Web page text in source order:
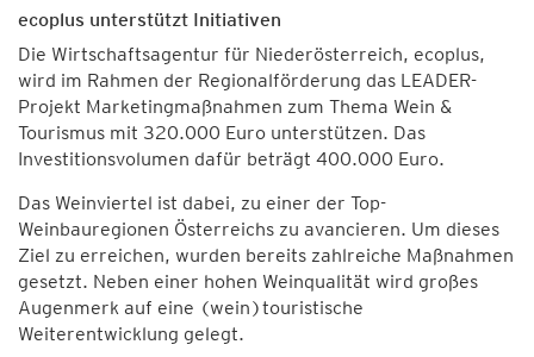
ecoplus unterstützt Initiativen
Die Wirtschaftsagentur für Niederösterreich, ecoplus,
wird im Rahmen der Regionalförderung das LEADER-
Projekt Marketingmaßnahmen zum Thema Wein &
Tourismus mit 320.000 Euro unterstützen. Das
Investitionsvolumen dafür beträgt 400.000 Euro.
Das Weinviertel ist dabei, zu einer der Top-
Weinbauregionen Österreichs zu avancieren. Um dieses
Ziel zu erreichen, wurden bereits zahlreiche Maßnahmen
gesetzt. Neben einer hohen Weinqualität wird großes
Augenmerk auf eine (wein)touristische
Weiterentwicklung gelegt.